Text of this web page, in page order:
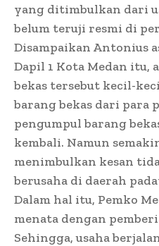
yang ditimbulkan dari
belum teruji resmi di
Disampaikan Antonius
Dapil 1 Kota Medan itu,
bekas tersebut kecil-
barang bekas dari para
pengumpul barang
kembali. Namun
menimbulkan kesan
berusaha di daerah
Dalam hal itu, Pemko
menata dengan
Sehingga, usaha